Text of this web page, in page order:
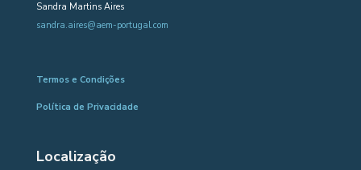
Sandra Martins Aires
sandra.aires@aem-portugal.com
Termos e Condições
Política de Privacidade
Localização